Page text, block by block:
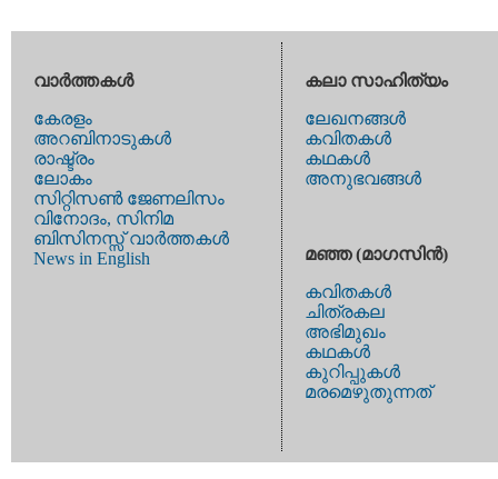
വാര്‍ത്തകള്‍
കേരളം
അറബിനാടുകള്‍
രാഷ്ട്രം
ലോകം
സിറ്റിസണ്‍ ജേണലിസം
വിനോദം, സിനിമ
ബിസിനസ്സ് വാര്‍ത്തകള്‍
News in English
കലാ സാഹിത്യം
ലേഖനങ്ങള്‍
കവിതകള്‍
കഥകള്‍
അനുഭവങ്ങള്‍
മഞ്ഞ (മാഗസിന്‍)
കവിതകള്‍
ചിത്രകല
അഭിമുഖം
കഥകള്‍
കുറിപ്പുകള്‍
മരമെഴുതുന്നത്